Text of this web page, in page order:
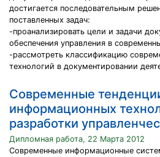
достигается последовательным
поставленных задач:
-проанализировать цели и задачи
обеспечения управления в
-рассмотреть классификацию
технологий в документировании
Современные
информационных
разработки
Дипломная работа, 22 Марта 2012
Современные информационные